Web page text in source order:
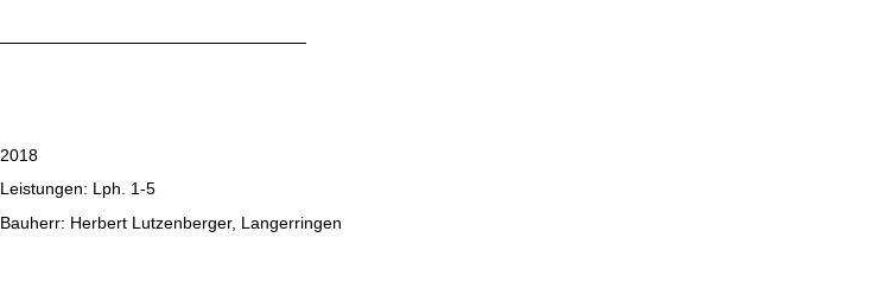
2018
Leistungen: Lph. 1-5
Bauherr: Herbert Lutzenberger, Langerringen